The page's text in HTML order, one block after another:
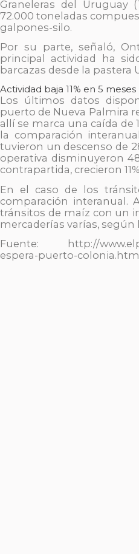
Graneleras del Uruguay
72.000 toneladas
galpones-silo.
Por su parte, señaló,
principal actividad ha
barcazas desde la pastera
Actividad baja 11% en 5 meses
Los últimos datos
puerto de Nueva Palmira
allí se marca una caída
la comparación
tuvieron un descenso de
operativa disminuyeron
contrapartida, crecieron
En el caso de los
comparación interanual.
tránsitos de maíz con un
mercaderías varías,
Fuente: http://
espera-puerto-